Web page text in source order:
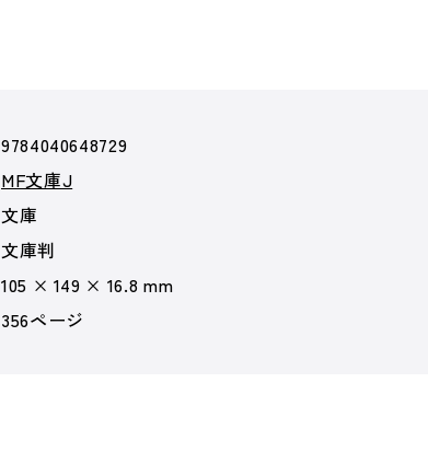
9784040648729
MF文庫J
文庫
文庫判
105 × 149 × 16.8 mm
356ページ